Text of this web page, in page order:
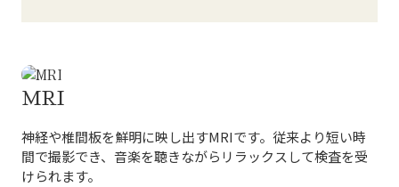
MRI
神経や椎間板を鮮明に映し出すMRIです。従来より短い時
間で撮影でき、音楽を聴きながらリラックスして検査を受
けられます。